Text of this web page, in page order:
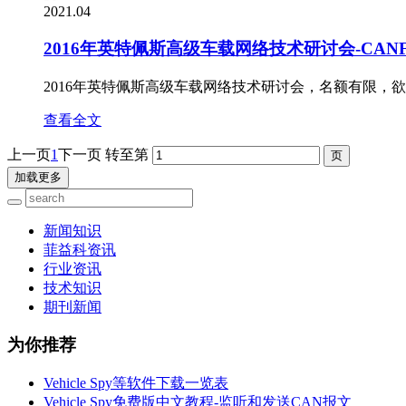
2021.04
2016年英特佩斯高级车载网络技术研讨会-
2016年英特佩斯高级车载网络技术研讨会，名额有限，
查看全文
上一页1下一页 转至第
加载更多
新闻知识
菲益科资讯
行业资讯
技术知识
期刊新闻
为你推荐
Vehicle Spy等软件下载一览表
Vehicle Spy免费版中文教程-监听和发送CAN报文